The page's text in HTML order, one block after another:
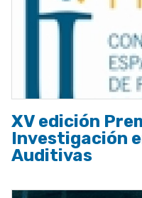
XV edición
Investigación
Auditivas